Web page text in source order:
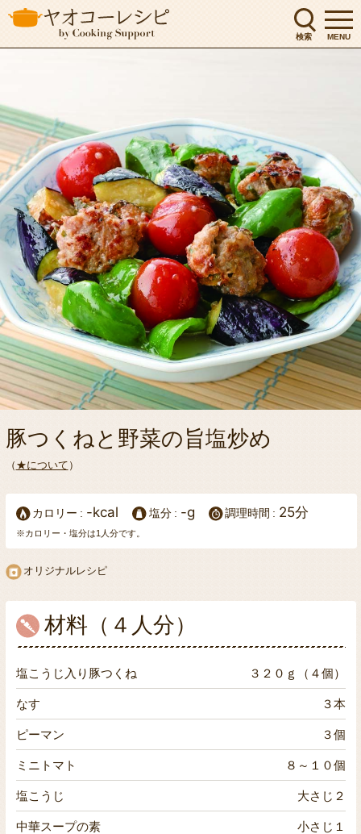
検索 MENU
豚つくねと野菜の旨塩炒め
（ ★について ）
カロリー -kcal 塩分 -g 調理時間 25分
※カロリー・塩分は1人分です。
オリジナルレシピ
材料（４人分）
塩こうじ入り豚つくね ３２０ｇ（４個）
なす ３本
ピーマン ３個
ミニトマト ８～１０個
塩こうじ 大さじ２
中華スープの素 小さじ１